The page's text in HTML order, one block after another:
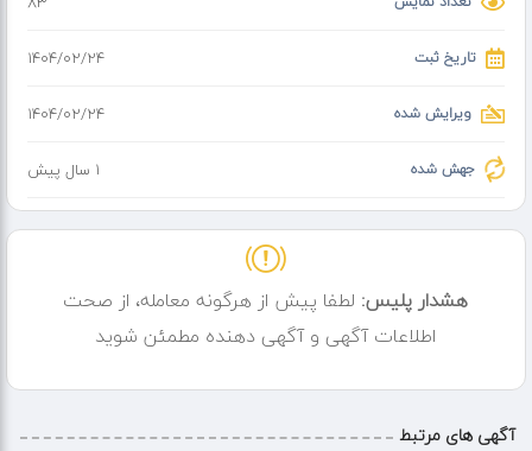
تاریخ ثبت ۱۴۰۴/۰۲/۲۴
ویرایش شده ۱۴۰۴/۰۲/۲۴
جهش شده 1 سال پیش
هشدار پلیس: لطفا پیش از هرگونه معامله، از صحت
اطلاعات آگهی و آگهی دهنده مطمئن شوید
آگهی های مرتبط